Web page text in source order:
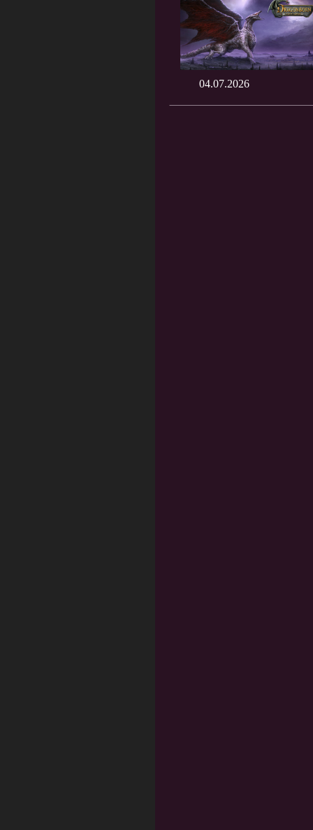
04.07.2026